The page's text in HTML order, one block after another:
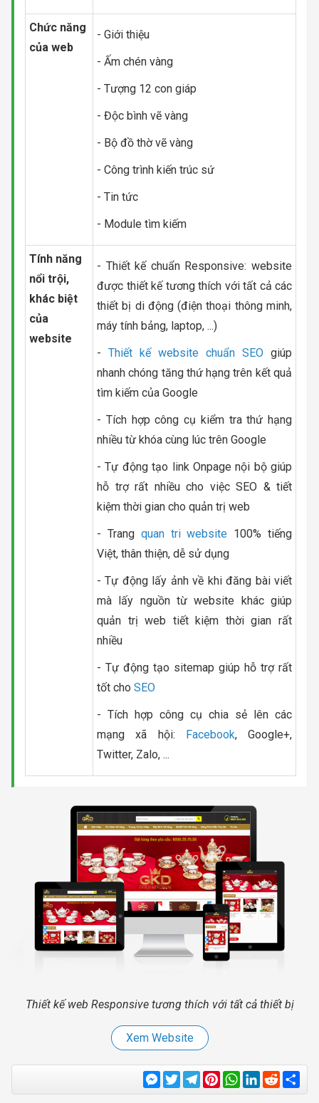
Chức năng
của web
- Giới thiệu
- Ấm chén vàng
- Tượng 12 con giáp
- Độc bình vẽ vàng
- Bộ đồ thờ vẽ vàng
- Công trình kiến trúc sứ
- Tin tức
- Module tìm kiếm
Tính năng
nổi trội,
khác biệt
của
website
- Thiết kế chuẩn Responsive: website
được thiết kế tương thích với tất cả các
thiết bị di động (điện thoại thông minh,
máy tính bảng, laptop, ...)
- Thiết kế website chuẩn SEO giúp
nhanh chóng tăng thứ hạng trên kết quả
tìm kiếm của Google
- Tích hợp công cụ kiểm tra thứ hạng
nhiều từ khóa cùng lúc trên Google
- Tự động tạo link Onpage nội bộ giúp
hỗ trợ rất nhiều cho việc SEO & tiết
kiệm thời gian cho quản trị web
- Trang quan tri website 100% tiếng
Việt, thân thiện, dễ sử dụng
- Tự động lấy ảnh về khi đăng bài viết
mà lấy nguồn từ website khác giúp
quản trị web tiết kiệm thời gian rất
nhiều
- Tự động tạo sitemap giúp hỗ trợ rất
tốt cho SEO
- Tích hợp công cụ chia sẻ lên các
mạng xã hội: Facebook, Google+,
Twitter, Zalo, ...
Thiết kế web Responsive tương thích với tất cả thiết bị
Xem Website
Messenger
TwitterTelegram
Pinterest
WhatsApp
LinkedIn
Reddit